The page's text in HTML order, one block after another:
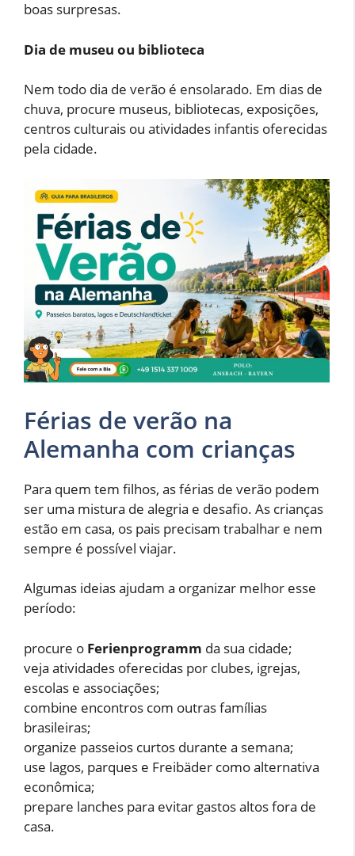
boas surpresas.
Dia de museu ou biblioteca
Nem todo dia de verão é ensolarado. Em dias de
chuva, procure museus, bibliotecas, exposições,
centros culturais ou atividades infantis oferecidas
pela cidade.
Férias de verão na
Alemanha com crianças
Para quem tem filhos, as férias de verão podem
ser uma mistura de alegria e desafio. As crianças
estão em casa, os pais precisam trabalhar e nem
sempre é possível viajar.
Algumas ideias ajudam a organizar melhor esse
período:
procure o Ferienprogramm da sua cidade;
veja atividades oferecidas por clubes, igrejas,
escolas e associações;
combine encontros com outras famílias
brasileiras;
organize passeios curtos durante a semana;
use lagos, parques e Freibäder como alternativa
econômica;
prepare lanches para evitar gastos altos fora de
casa.